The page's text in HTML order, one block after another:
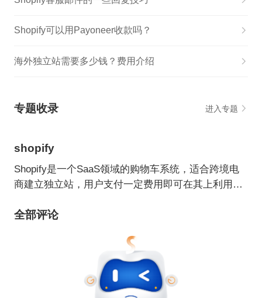
Shopify可以用Payoneer收款吗？
海外独立站需要多少钱？费用介绍
专题收录 进入专题
shopify
Shopify是一个SaaS领域的购物车系统，适合跨境电
商建立独立站，用户支付一定费用即可在其上利用各
全部评论